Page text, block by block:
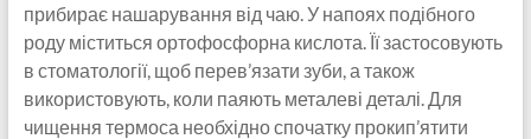
прибирає нашарування від чаю. У напоях подібного
роду міститься ортофосфорна кислота. Її застосовують
в стоматології, щоб перев’язати зуби, а також
використовують, коли паяють металеві деталі. Для
чищення термоса необхідно спочатку прокип’ятити